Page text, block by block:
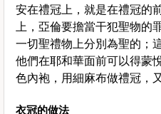
安在禮冠上，就是在禮冠的前
上，亞倫要擔當干犯聖物的
一切聖禮物上分別為聖的；
他們在耶和華面前可以得蒙悅
色內袍，用細麻布做禮冠，
衣冠的做法